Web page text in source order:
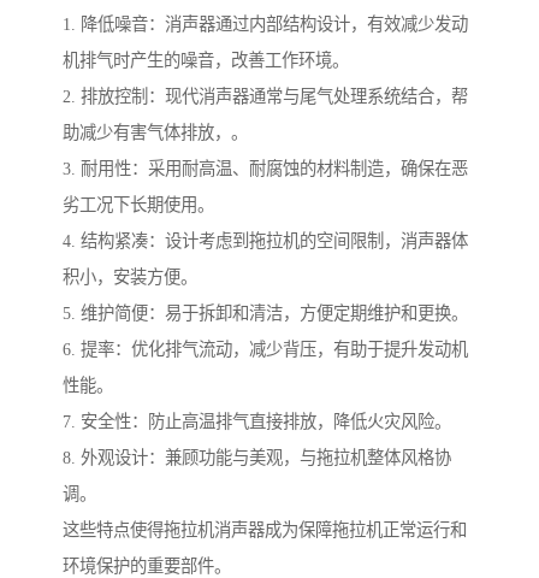
1. 降低噪音：消声器通过内部结构设计，有效减少发动
机排气时产生的噪音，改善工作环境。
2. 排放控制：现代消声器通常与尾气处理系统结合，帮
助减少有害气体排放，。
3. 耐用性：采用耐高温、耐腐蚀的材料制造，确保在恶
劣工况下长期使用。
4. 结构紧凑：设计考虑到拖拉机的空间限制，消声器体
积小，安装方便。
5. 维护简便：易于拆卸和清洁，方便定期维护和更换。
6. 提率：优化排气流动，减少背压，有助于提升发动机
性能。
7. 安全性：防止高温排气直接排放，降低火灾风险。
8. 外观设计：兼顾功能与美观，与拖拉机整体风格协
调。
这些特点使得拖拉机消声器成为保障拖拉机正常运行和
环境保护的重要部件。